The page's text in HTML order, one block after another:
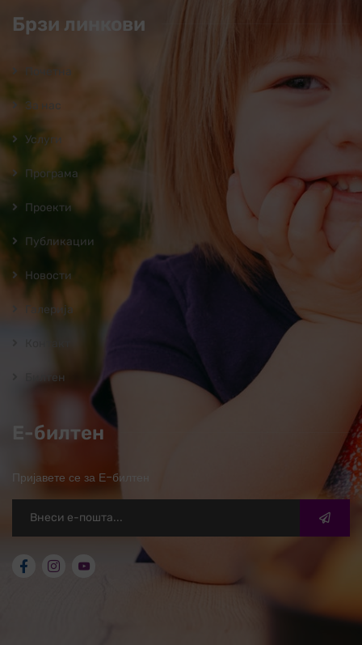
Брзи линкови
Почетна
За нас
Услуги
Програмa
Проекти
Публикации
Новости
Галерија
Билтен
Е-билтен
Пријавете се за Е-билтен